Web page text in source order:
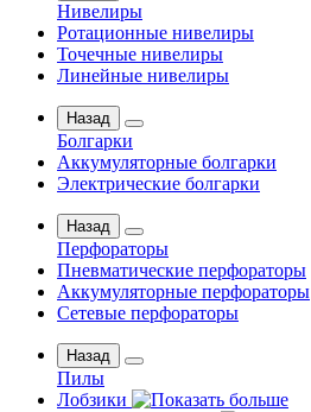
Нивелиры
Ротационные нивелиры
Точечные нивелиры
Линейные нивелиры
Назад
Болгарки
Аккумуляторные болгарки
Электрические болгарки
Назад
Перфораторы
Пневматические перфораторы
Аккумуляторные перфораторы
Сетевые перфораторы
Назад
Пилы
Лобзики